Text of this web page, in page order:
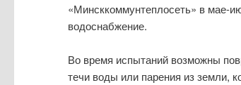
«Минсккоммунтеплосеть» в мае-
водоснабжение.
Во время испытаний возможны
течи воды или парения из земли,